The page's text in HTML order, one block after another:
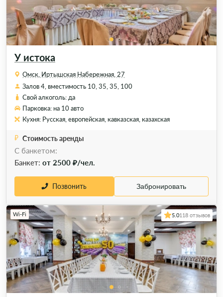
У истока
Омск, Иртышская Набережная, 27
Залов 4, вместимость 10, 35, 35, 100
Свой алкоголь: да
Парковка: на 10 авто
Кухня: Русская, европейская, кавказская, казахская
Стоимость аренды
С банкетом:
Банкет: от 2500 ₽/чел.
Позвонить Забронировать
Wi-Fi 5.0118 отзывов